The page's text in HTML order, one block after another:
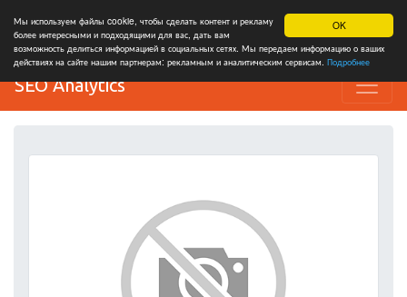
OK
Мы используем файлы cookie, чтобы сделать контент и рекламу
более интересными и подходящими для вас, дать вам
возможность делиться информацией в социальных сетях. Мы передаем информацию о ваших
действиях на сайте нашим партнерам: рекламным и аналитическим сервисам. Подробнее
SEO Analytics